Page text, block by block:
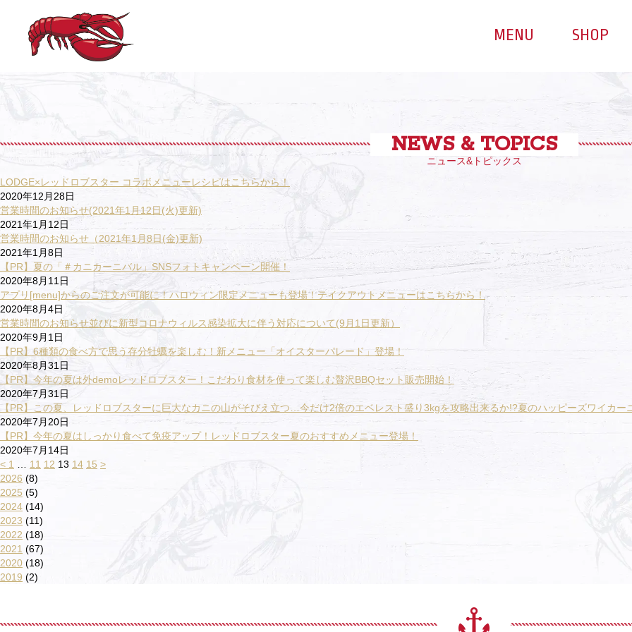
MENU SHOP
NEWS & TOPICS
ニュース&トピックス
LODGE×レッドロブスター コラボメニューレシピはこちらから！
2020年12月28日
営業時間のお知らせ(2021年1月12日(火)更新)
2021年1月12日
営業時間のお知らせ（2021年1月8日(金)更新)
2021年1月8日
【PR】夏の「＃カニカーニバル」SNSフォトキャンペーン開催！
2020年8月11日
アプリ[menu]からのご注文が可能に！ハロウィン限定メニューも登場！テイクアウトメニューはこちらから！
2020年8月4日
営業時間のお知らせ並びに新型コロナウィルス感染拡大に伴う対応について(9月1日更新）
2020年9月1日
【PR】6種類の食べ方で思う存分牡蠣を楽しむ！新メニュー「オイスターパレード」登場！
2020年8月31日
【PR】今年の夏は外demoレッドロブスター！こだわり食材を使って楽しむ贅沢BBQセット販売開始！
2020年7月31日
【PR】この夏、レッドロブスターに巨大なカニの山がそびえ立つ…今だけ2倍のエベレスト盛り3kgを攻略出来るか!?夏のハッピーズワイカー
2020年7月20日
【PR】今年の夏はしっかり食べて免疫アップ！レッドロブスター夏のおすすめメニュー登場！
2020年7月14日
< 1 … 11 12 13 14 15 >
2026 (8)
2025 (5)
2024 (14)
2023 (11)
2022 (18)
2021 (67)
2020 (18)
2019 (2)